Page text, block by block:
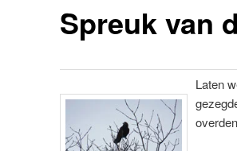
Spreuk van
Laten